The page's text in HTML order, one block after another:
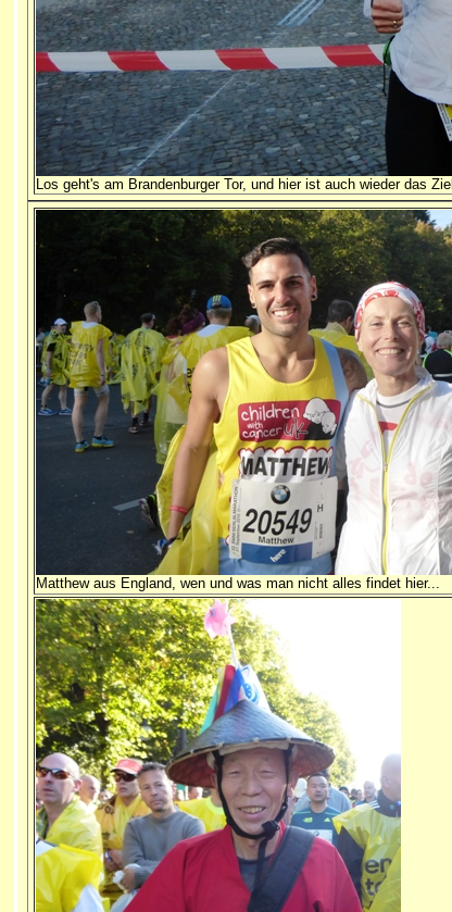
Los geht's am Brandenburger Tor, und hier ist auch wieder das Ziel
Matthew aus England, wen und was man nicht alles findet hier...